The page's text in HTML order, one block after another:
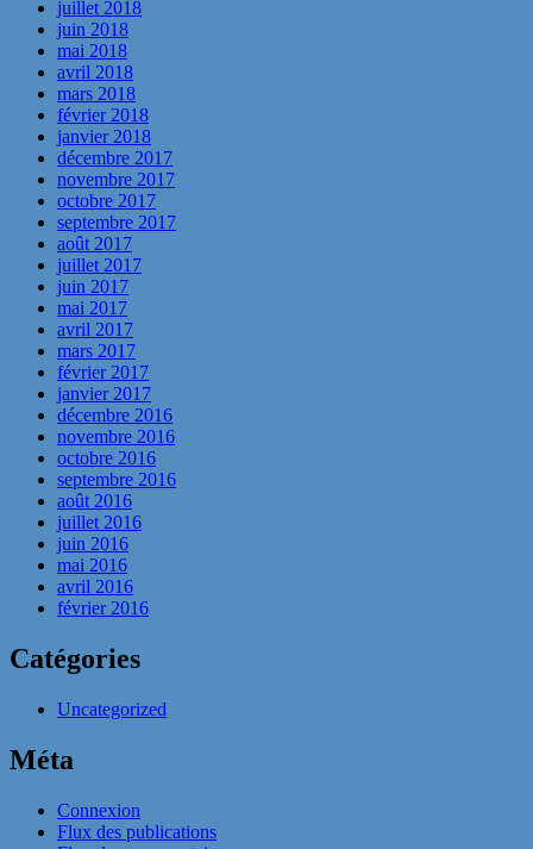
juillet 2018
juin 2018
mai 2018
avril 2018
mars 2018
février 2018
janvier 2018
décembre 2017
novembre 2017
octobre 2017
septembre 2017
août 2017
juillet 2017
juin 2017
mai 2017
avril 2017
mars 2017
février 2017
janvier 2017
décembre 2016
novembre 2016
octobre 2016
septembre 2016
août 2016
juillet 2016
juin 2016
mai 2016
avril 2016
février 2016
Catégories
Uncategorized
Méta
Connexion
Flux des publications